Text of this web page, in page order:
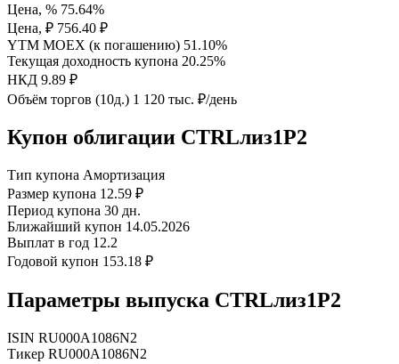
Цена, % 75.64%
Цена, ₽ 756.40 ₽
YTM MOEX (к погашению) 51.10%
Текущая доходность купона 20.25%
НКД 9.89 ₽
Объём торгов (10д.) 1 120 тыс. ₽/день
Купон облигации CTRLлиз1Р2
Тип купона Амортизация
Размер купона 12.59 ₽
Период купона 30 дн.
Ближайший купон 14.05.2026
Выплат в год 12.2
Годовой купон 153.18 ₽
Параметры выпуска CTRLлиз1Р2
ISIN RU000A1086N2
Тикер RU000A1086N2